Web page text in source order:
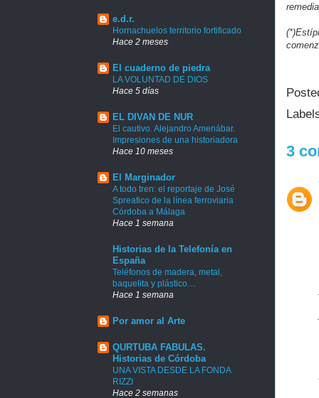
3
e.d.r.
Hornachuelos territorio fortificado
Hace 2 meses
El cuaderno de piedra
LA VOLUNTAD DE DIOS
Hace 5 días
EL DIVAN DE NUR
El cautivo. Alejandro Amenábar.
Impresiones de una historiadora
Hace 10 meses
El Marginador
A todo tren: el reportaje de José
Spreafico de la línea ferroviaria
Córdoba a Málaga
Hace 1 semana
Historias de la Telefonía en
España
Teléfonos de madera, metal,
baquelita y plástico…
Hace 1 semana
Por amor al Arte
QURTUBA FABULAS.
Historias de Córdoba
UNA VISTA DESDE LA FONDA
RIZZI
Hace 2 semanas